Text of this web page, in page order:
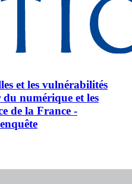
et les vulnérabilités
du numérique et les
de la France -